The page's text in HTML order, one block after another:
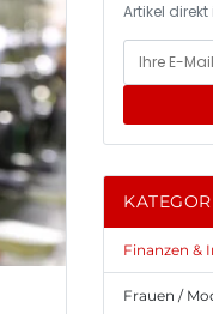
Artikel
Finanzen &
Frauen /